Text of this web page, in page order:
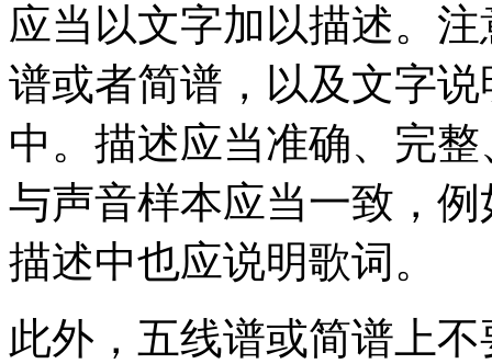
应当以文字加以描述。
谱或者简谱，以及文字
中。描述应当准确、完
与声音样本应当一致，
描述中也应说明歌词。
此外，五线谱或简谱上